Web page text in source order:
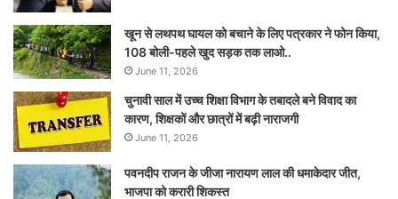
खून से लथपथ घायल को बचाने के लिए पत्रकार ने फोन किया,
108 बोली-पहले खुद सड़क तक लाओ..
June 11, 2026
चुनावी साल में उच्च शिक्षा विभाग के तबादले बने विवाद का
कारण, शिक्षकों और छात्रों में बढ़ी नाराजगी
June 11, 2026
पवनदीप राजन के जीजा नारायण लाल की धमाकेदार जीत,
भाजपा को करारी शिकस्त